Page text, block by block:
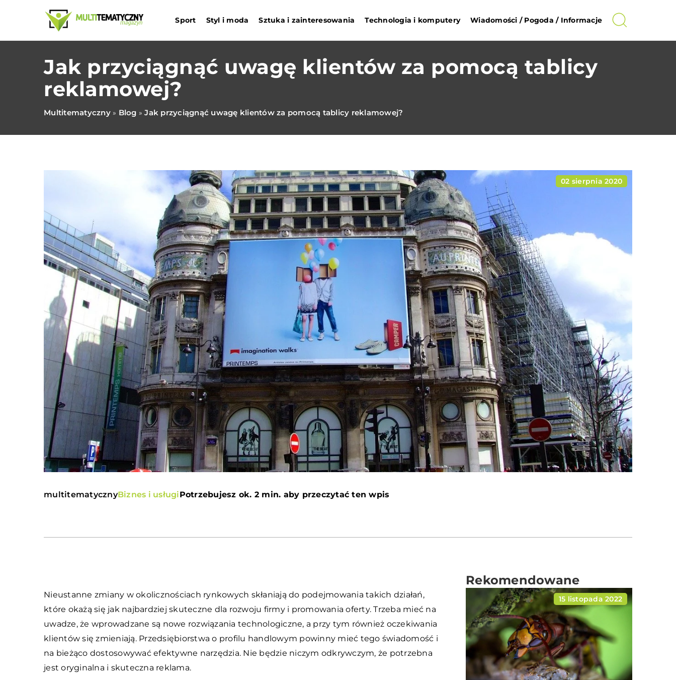
Sport Styl i moda Sztuka i zainteresowania Technologia i komputery Wiadomości / Pogoda / Informacje
Jak przyciągnąć uwagę klientów za pomocą tablicy
reklamowej?
Multitematyczny» Blog »Jak przyciągnąć uwagę klientów za pomocą tablicy reklamowej?
02 sierpnia 2020
multitematycznyBiznes i usługiPotrzebujesz ok. 2 min. aby przeczytać ten wpis
Nieustanne zmiany w okolicznościach rynkowych skłaniają do podejmowania takich działań,
które okażą się jak najbardziej skuteczne dla rozwoju firmy i promowania oferty. Trzeba mieć na
uwadze, że wprowadzane są nowe rozwiązania technologiczne, a przy tym również oczekiwania
klientów się zmieniają. Przedsiębiorstwa o profilu handlowym powinny mieć tego świadomość i
na bieżąco dostosowywać efektywne narzędzia. Nie będzie niczym odkrywczym, że potrzebna
jest oryginalna i skuteczna reklama.
Rekomendowane
15 listopada 2022